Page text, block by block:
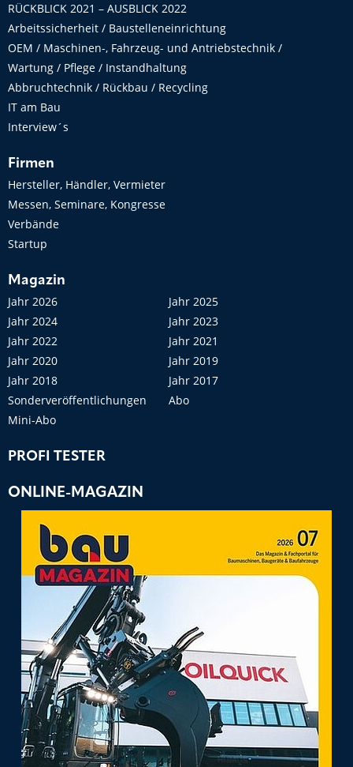
RÜCKBLICK 2021 – AUSBLICK 2022
Arbeitssicherheit / Baustelleneinrichtung
OEM / Maschinen-, Fahrzeug- und Antriebstechnik /
Wartung / Pflege / Instandhaltung
Abbruchtechnik / Rückbau / Recycling
IT am Bau
Interview´s
Firmen
Hersteller, Händler, Vermieter
Messen, Seminare, Kongresse
Verbände
Startup
Magazin
Jahr 2026
Jahr 2025
Jahr 2024
Jahr 2023
Jahr 2022
Jahr 2021
Jahr 2020
Jahr 2019
Jahr 2018
Jahr 2017
Sonderveröffentlichungen
Abo
Mini-Abo
PROFI TESTER
ONLINE-MAGAZIN